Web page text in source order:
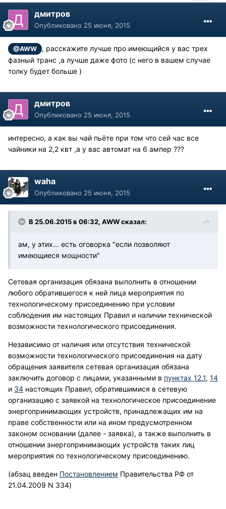
дмитров
Опубликовано 25 июня, 2015
@AWW
, расскажите лучше про имеющийся у вас трех
фазный транс ,а лучше даже фото (с него в вашем случае
толку будет больше )
дмитров
Опубликовано 25 июня, 2015
интересно, а как вы чай пьёте при том что сей час все
чайники на 2,2 квт ,а у вас автомат на 6 ампер ???
waha
Опубликовано 25 июня, 2015
В 25.06.2015 в 06:32, AWW сказал:
ам, у этих... есть оговорка "если позволяют
имеющиеся мощности"
Сетевая организация обязана выполнить в отношении
любого обратившегося к ней лица мероприятия по
технологическому присоединению при условии
соблюдения им настоящих Правил и наличии технической
возможности технологического присоединения.
Независимо от наличия или отсутствия технической
возможности технологического присоединения на дату
обращения заявителя сетевая организация обязана
заключить договор с лицами, указанными в пунктах 12.1, 14
и 34 настоящих Правил, обратившимися в сетевую
организацию с заявкой на технологическое присоединение
энергопринимающих устройств, принадлежащих им на
праве собственности или на ином предусмотренном
законом основании (далее - заявка), а также выполнить в
отношении энергопринимающих устройств таких лиц
мероприятия по технологическому присоединению.
(абзац введен Постановлением Правительства РФ от
21.04.2009 N 334)